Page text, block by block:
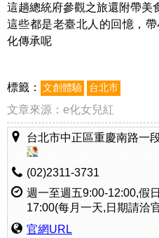
這趟總統府參觀之旅還附帶美
這些都是老臺北人的回憶，
化傳承呢
標籤： 文創體驗 台北市
文章來源： e化女兒紅
台北市中正區重慶南路一
(02)2311-3731
週一至週五9:00-12:00,假
17:00(每月一天,日期請洽
官網URL